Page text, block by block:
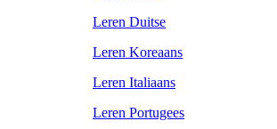
Leren Duitse
Leren Koreaans
Leren Italiaans
Leren Portugees